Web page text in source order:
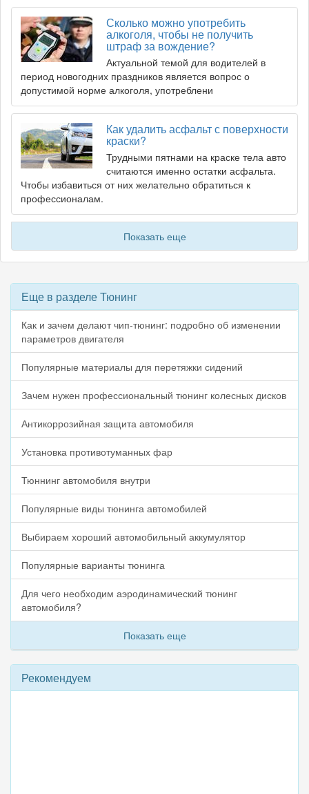
Сколько можно употребить
алкоголя, чтобы не получить
штраф за вождение?
Актуальной темой для водителей в
период новогодних праздников является вопрос о
допустимой норме алкоголя, употреблени
Как удалить асфальт с поверхности
краски?
Трудными пятнами на краске тела авто
считаются именно остатки асфальта.
Чтобы избавиться от них желательно обратиться к
профессионалам.
Показать еще
Еще в разделе Тюнинг
Как и зачем делают чип-тюнинг: подробно об изменении
параметров двигателя
Популярные материалы для перетяжки сидений
Зачем нужен профессиональный тюнинг колесных дисков
Антикоррозийная защита автомобиля
Установка противотуманных фар
Тюннинг автомобиля внутри
Популярные виды тюнинга автомобилей
Выбираем хороший автомобильный аккумулятор
Популярные варианты тюнинга
Для чего необходим аэродинамический тюнинг
автомобиля?
Показать еще
Рекомендуем